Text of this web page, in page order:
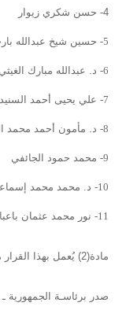
4- حسن شكري زيوار
5- حسين شيخ عبدالله
6- د. عبدالله مبارك الغيثي
7- علي يحيى أحمد
8- د. مأمون أحمد محمد
9- محمد حمود الجائفي
10- د. محمد محمد
11- نور محمد عثمان
مادة(2) يُعمل بهذا القرار من تاريخ صدوره وينشر في الجريدة الرسمية.
صدر برئاسـة الجمهورية ـ